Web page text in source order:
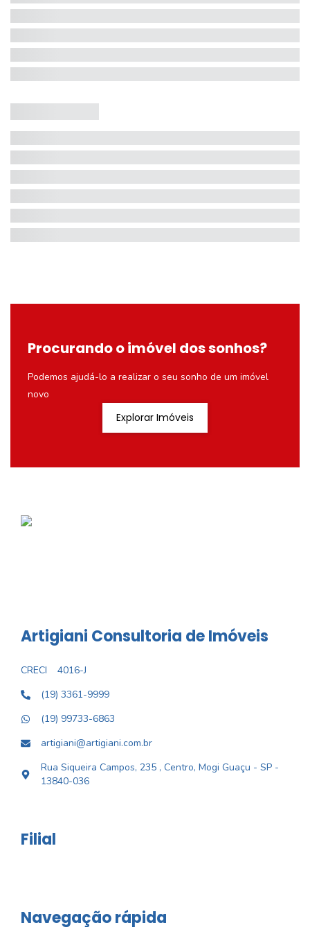
Procurando o imóvel dos sonhos?
Podemos ajudá-lo a realizar o seu sonho de um imóvel
novo
Explorar Imóveis
Artigiani Consultoria de Imóveis
CRECI
4016-J
(19) 3361-9999
(19) 99733-6863
artigiani@artigiani.com.br
Rua Siqueira Campos, 235 , Centro, Mogi Guaçu - SP -
13840-036
Filial
Navegação rápida